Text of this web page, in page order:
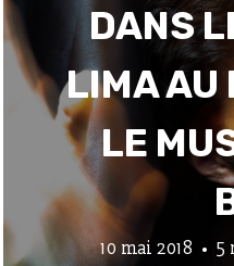
DANS
LIMA AU
LE
10 mai 2018 5